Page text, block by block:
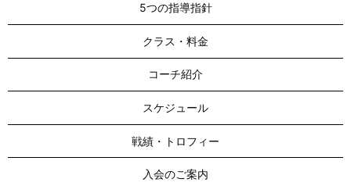
5つの指導指針
クラス・料金
コーチ紹介
スケジュール
戦績・トロフィー
入会のご案内